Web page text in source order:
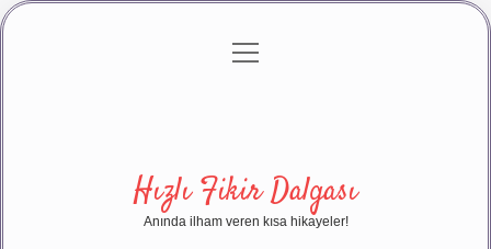
Gizlilik Politikası
menüyü
Hızlı Fikir Dalgası
Anında ilham veren kısa hikayeler!